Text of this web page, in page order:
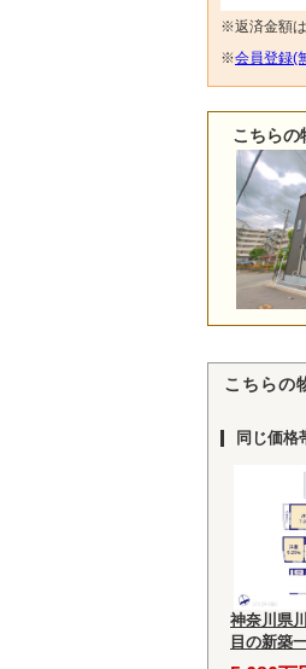
※返済金額は
※会員登録(
こちらの
こちらの
同じ価格
神奈川県
目の新築